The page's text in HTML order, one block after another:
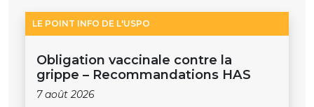
LE POINT INFO DE L'USPO
Obligation vaccinale contre la
grippe – Recommandations HAS
7 août 2026